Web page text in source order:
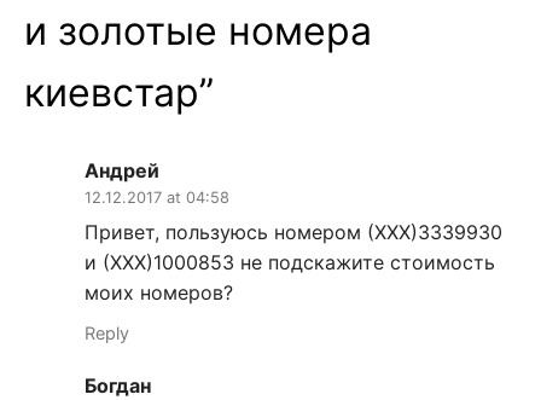
и золотые номера
киевстар”
Андрей
12.12.2017 at 04:58
Привет, пользуюсь номером (ХХХ)3339930
и (ХХХ)1000853 не подскажите стоимость
моих номеров?
Reply
Богдан